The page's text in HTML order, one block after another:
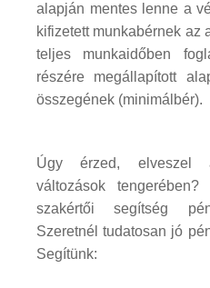
alapján mentes lenne a
kifizetett munkabérnek az
teljes munkaidőben
részére megállapított
összegének (minimálbér).
Úgy érzed, elveszel
változások
szakértői segítség
Szeretnél tudatosan jó
Segítünk: